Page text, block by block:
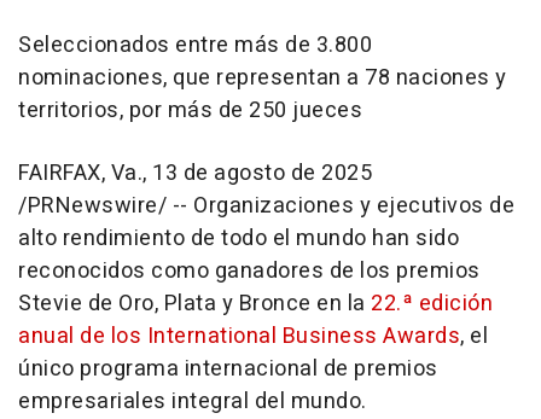
Seleccionados entre más de 3.800
nominaciones, que representan a 78 naciones y
territorios, por más de 250 jueces
FAIRFAX, Va., 13 de agosto de 2025
/PRNewswire/ -- Organizaciones y ejecutivos de
alto rendimiento de todo el mundo han sido
reconocidos como ganadores de los premios
Stevie de Oro, Plata y Bronce en la 22.ª edición
anual de los International Business Awards, el
único programa internacional de premios
empresariales integral del mundo.